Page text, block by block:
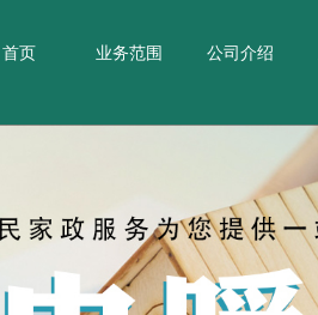
首页 业务范围 公司介绍